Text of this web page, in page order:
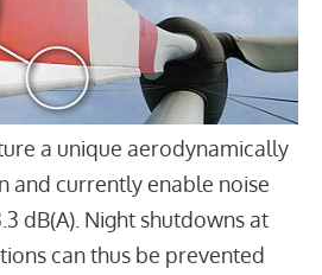
a unique aerodynamically
and currently enable noise
dB(A). Night shutdowns at
can thus be prevented